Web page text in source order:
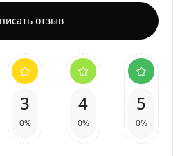
отзыв
3
0%
4
0%
5
0%